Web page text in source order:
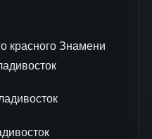
красного Знамени